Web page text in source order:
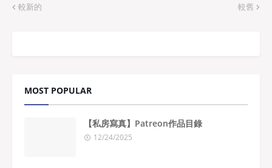
較新的 較舊
MOST POPULAR
【私房寫真】Patreon作品目錄
12/24/2025